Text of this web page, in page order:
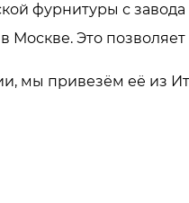
фурнитуры с завода
Москве. Это
мы привезём её из